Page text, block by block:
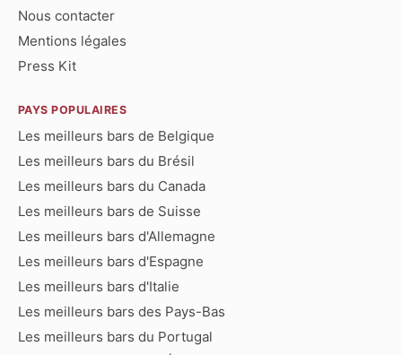
Nous contacter
Mentions légales
Press Kit
PAYS POPULAIRES
Les meilleurs bars de Belgique
Les meilleurs bars du Brésil
Les meilleurs bars du Canada
Les meilleurs bars de Suisse
Les meilleurs bars d'Allemagne
Les meilleurs bars d'Espagne
Les meilleurs bars d'Italie
Les meilleurs bars des Pays-Bas
Les meilleurs bars du Portugal